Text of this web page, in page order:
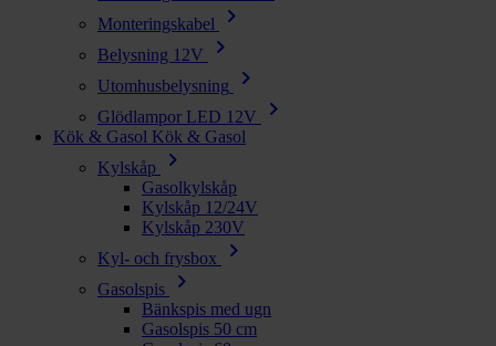
Monteringskabel chevron_right
Belysning 12V chevron_right
Utomhusbelysning chevron_right
Glödlampor LED 12V chevron_right
Kök & Gasol Kök & Gasol
Kylskåp
chevron_right
Gasolkylskåp
Kylskåp 12/24V
Kylskåp 230V
Kyl- och frysbox
chevron_right
Gasolspis chevron_right
Bänkspis med ugn
Gasolspis 50 cm